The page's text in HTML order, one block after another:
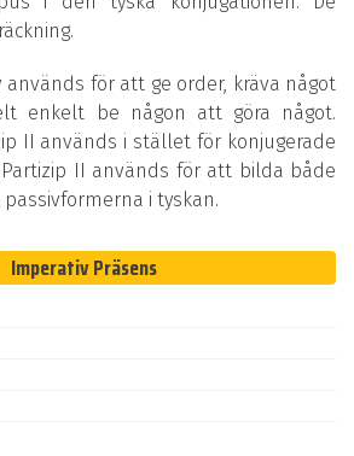
används för att ge order, kräva något
enkelt be någon att göra något.
II används i stället för konjugerade
II används för att bilda både
i tyskan.
Imperativ Präsens